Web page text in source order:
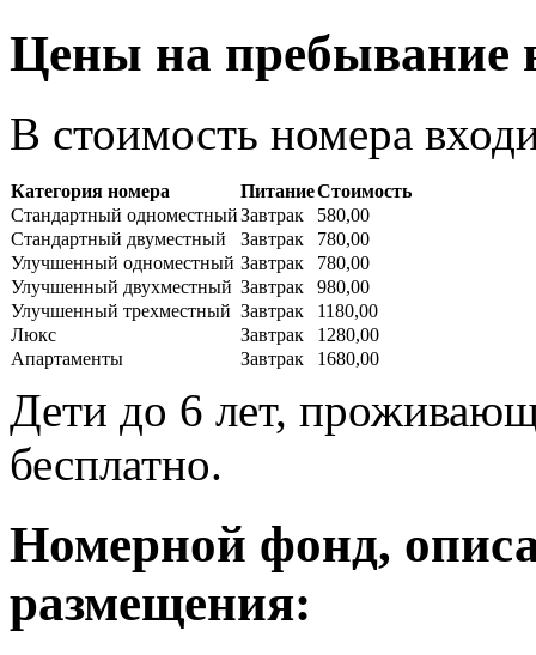
Цены на пребывание
В стоимость номера
Категория номера ПитаниеСтоимость
Стандартный одноместныйЗавтрак
580,00
Стандартный двуместный
Завтрак
780,00
Улучшенный одноместный Завтрак
780,00
Улучшенный двухместный Завтрак
980,00
Улучшенный трехместный Завтрак
1180,00
Люкс
Завтрак
1280,00
Апартаменты
Завтрак 1680,00
Дети до 6 лет,
бесплатно.
Номерной фонд,
размещения: